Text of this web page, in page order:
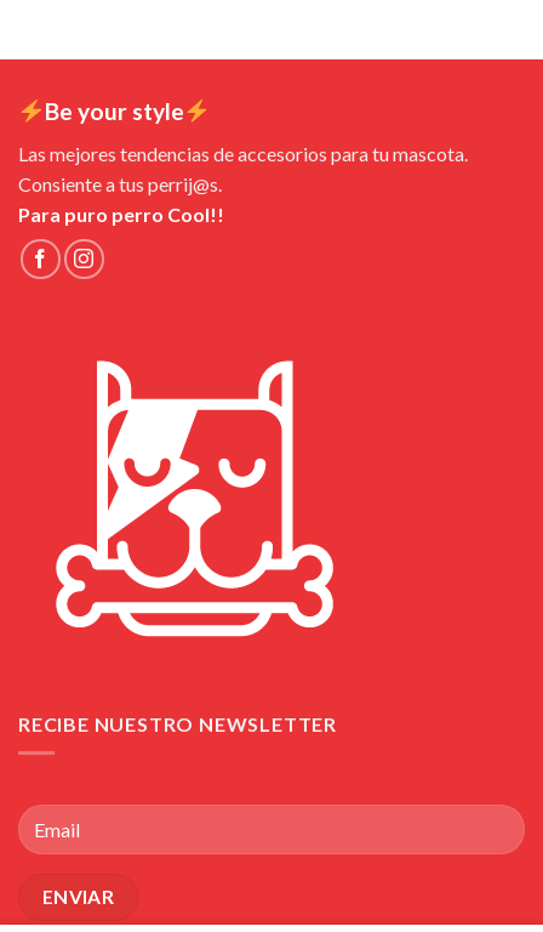
Be your style
Las mejores tendencias de accesorios para tu mascota.
Consiente a tus perrij@s.
Para puro perro Cool!!
RECIBE NUESTRO NEWSLETTER